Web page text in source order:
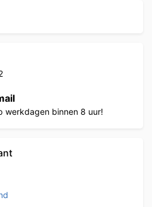
werkdagen binnen 8 uur!